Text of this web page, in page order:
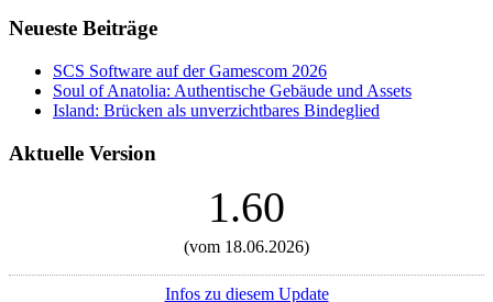
Neueste Beiträge
SCS Software auf der Gamescom 2026
Soul of Anatolia: Authentische Gebäude und Assets
Island: Brücken als unverzichtbares Bindeglied
Aktuelle Version
1.60
(vom 18.06.2026)
Infos zu diesem Update